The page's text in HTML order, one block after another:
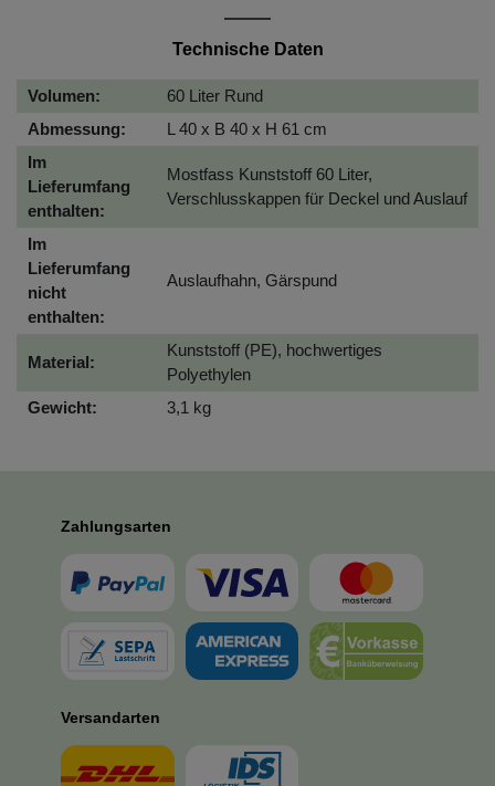
Technische Daten
Volumen:
60 Liter Rund
Abmessung:
L 40 x B 40 x H 61 cm
Im
Lieferumfang
enthalten:
Mostfass Kunststoff 60 Liter,
Verschlusskappen für Deckel und Auslauf
Im
Lieferumfang
nicht
enthalten:
Auslaufhahn, Gärspund
Material:
Kunststoff (PE), hochwertiges
Polyethylen
Gewicht:
3,1 kg
Zahlungsarten
Versandarten